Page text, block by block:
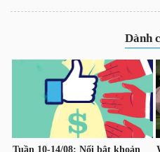
tài